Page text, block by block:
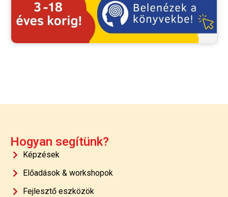
Hogyan segítünk?
Képzések
Előadások & workshopok
Fejlesztő eszközök